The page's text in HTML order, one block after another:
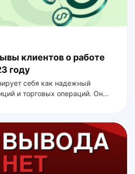
клиентов о работе
году
себя как надежный
и торговых операций. Он...